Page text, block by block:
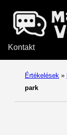
Kontakt
Értékelések »
park